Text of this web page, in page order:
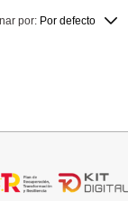
por: Por defecto